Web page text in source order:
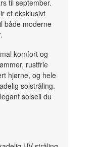
til september.
et eksklusivt
både moderne
komfort og
rustfrie
hjørne, og hele
solstråling.
solseil du